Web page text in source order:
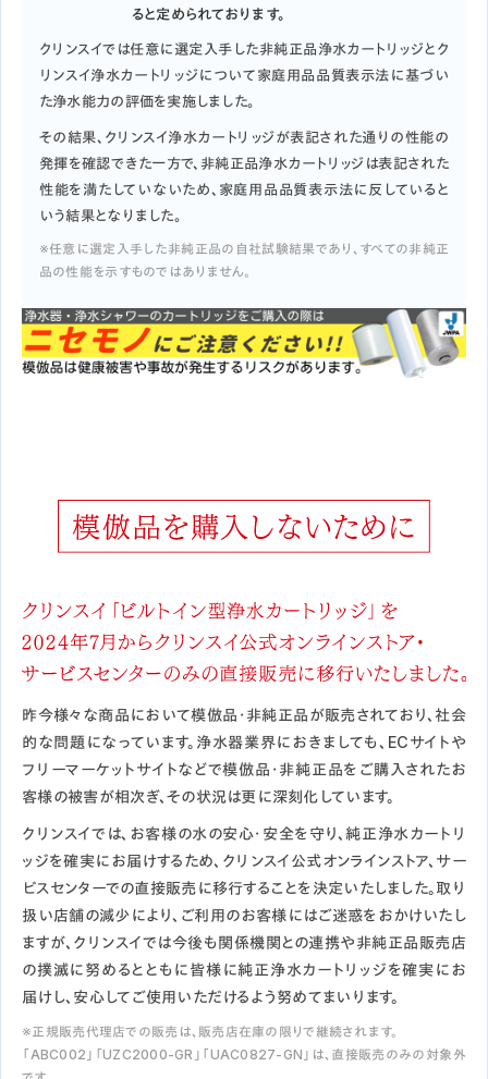
ると定められております。
クリンスイでは任意に選定入手した非純正品浄水カートリッジとク
リンスイ浄水カートリッジについて家庭用品品質表示法に基づい
た浄水能力の評価を実施しました。
その結果、クリンスイ浄水カートリッジが表記された通りの性能の
発揮を確認できた一方で、非純正品浄水カートリッジは表記された
性能を満たしていないため、家庭用品品質表示法に反していると
いう結果となりました。
※任意に選定入手した非純正品の自社試験結果であり、すべての非純正
品の性能を示すものではありません。
昨今様々な商品において模倣品・非純正品が販売されており、社会
的な問題になっています。浄水器業界におきましても、ECサイトや
フリーマーケットサイトなどで模倣品・非純正品をご購入されたお
客様の被害が相次ぎ、その状況は更に深刻化しています。
クリンスイでは、お客様の水の安心・安全を守り、純正浄水カートリ
ッジを確実にお届けするため、クリンスイ公式オンラインストア、サー
ビスセンターでの直接販売に移行することを決定いたしました。取り
扱い店舗の減少により、ご利用のお客様にはご迷惑をおかけいたし
ますが、クリンスイでは今後も関係機関との連携や非純正品販売店
の撲滅に努めるとともに皆様に純正浄水カートリッジを確実にお
届けし、安心してご使用いただけるよう努めてまいります。
※正規販売代理店での販売は、販売店在庫の限りで継続されます。
「ABC002」「UZC2000-GR」「UAC0827-GN」は、直接販売のみの対象外